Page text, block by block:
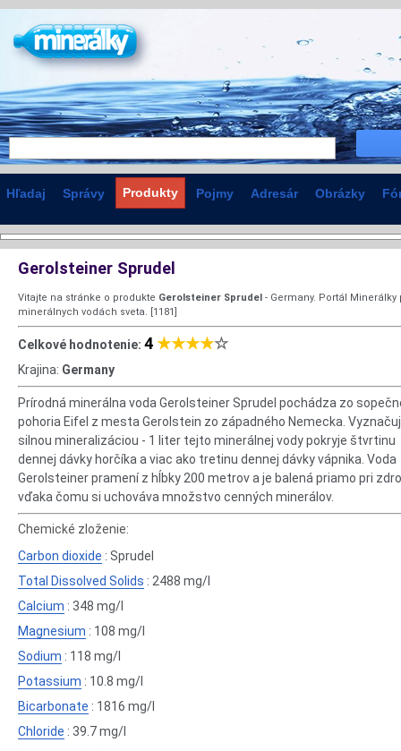
Hľadaj Správy Produkty Pojmy Adresár Obrázky
Gerolsteiner Sprudel
Vitajte na stránke o produkte Gerolsteiner Sprudel - Germany. Portál
minerálnych vodách sveta. [1181]
Celkové hodnotenie: 4★★★★☆
Krajina: Germany
Prírodná minerálna voda Gerolsteiner Sprudel pochádza zo
pohoria Eifel z mesta Gerolstein zo západného Nemecka.
silnou mineralizáciou - 1 liter tejto minerálnej vody pokryje štvrtinu
dennej dávky horčíka a viac ako tretinu dennej dávky vápnika. Voda
Gerolsteiner pramení z hĺbky 200 metrov a je balená priamo pri
vďaka čomu si uchováva množstvo cenných minerálov.
Chemické zloženie:
Carbon dioxide : Sprudel
Total Dissolved Solids : 2488 mg/l
Calcium : 348 mg/l
Magnesium : 108 mg/l
Sodium : 118 mg/l
Potassium : 10.8 mg/l
Bicarbonate : 1816 mg/l
Chloride : 39.7 mg/l